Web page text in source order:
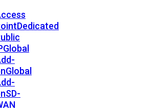
Dedicated
Global
Global
SD-